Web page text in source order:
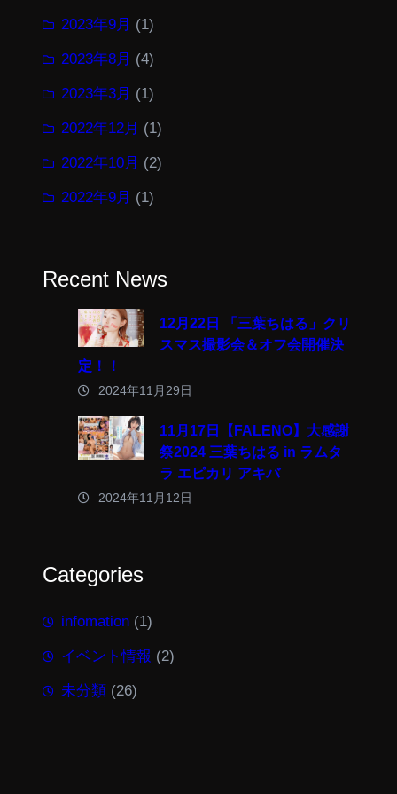
2023年9月 (1)
2023年8月 (4)
2023年3月 (1)
2022年12月 (1)
2022年10月 (2)
2022年9月 (1)
Recent News
12月22日 「三葉ちはる」クリ
スマス撮影会＆オフ会開催決
定！！
2024年11月29日
11月17日【FALENO】大感謝
祭2024 三葉ちはる in ラムタ
ラ エピカリ アキバ
2024年11月12日
Categories
infomation (1)
イベント情報 (2)
未分類 (26)